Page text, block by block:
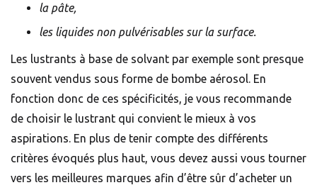
la pâte,
les liquides non pulvérisables sur la surface.
Les lustrants à base de solvant par exemple sont presque
souvent vendus sous forme de bombe aérosol. En
fonction donc de ces spécificités, je vous recommande
de choisir le lustrant qui convient le mieux à vos
aspirations. En plus de tenir compte des différents
critères évoqués plus haut, vous devez aussi vous tourner
vers les meilleures marques afin d’être sûr d’acheter un